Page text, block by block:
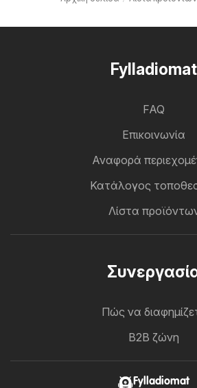
Fylladiomat
FAQ
Επικοινωνία
Αναφορά
Κατάλογος
Λίστα
Πώς να
B2B ζώνη
Fylladiomat